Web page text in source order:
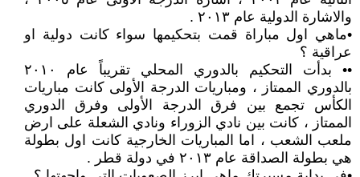
والاشارة الدولية عام ٢٠١٣ .
•ماهي اول مباراة قمت بتحكيمها سواء كانت دولية او
عراقية ؟
•• بدأت التحكيم بالدوري المحلي تقريباً عام ٢٠١٠
بالدوري الممتاز ، ومباريات الدرجة الأولى كانت مباريات
الكأس تجمع بين فرق الدرجة الأولى وفرق الدوري
الممتاز ، كانت بين نادي الزوراء ونادي الشعلة على ارض
ملعب الشعب ، اما المباريات الخارجية كانت اول بطولة
هي بطولة الصداقة عام ٢٠١٣ في دولة قطر .